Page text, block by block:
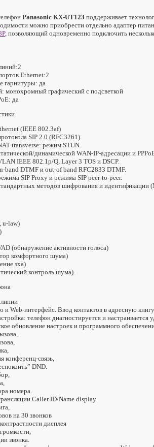
Panasonic KX-UT123 поддерживает
можно приобрести отдельно адаптер
, позволяющий одновременно подключить
Ethernet:2
гарнитуры: да
монохромный графический с подсветкой
да
(IEEE 802.3af)
SIP 2.0 (RFC3261).
transverse: режим STUN.
динамической WAN-IP-адресации и
IEEE 802.1p/Q, Layer 3 TOS и DSCP.
band DTMF и out-of band RFC2833 DTMF.
SIP Proxy и режима SIP peer-to-peer.
методов шифрования и идентификации
u-law)
(обнаружение активности голоса)
комфортного шума)
эха)
контроль шума).
и Web-интерфейс. Ввод контактов в адресную
телефон диагностируется и настраивается
обновление настроек и программного
конференц-связь,
DND.
номера.
Caller ID/Name display.
на 30 звонков
дисплея
звонка.